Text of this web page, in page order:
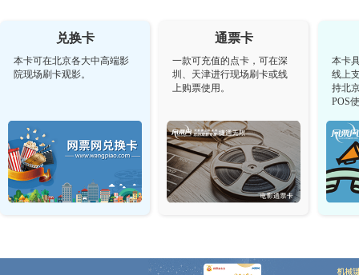
兑换卡
本卡可在北京各大中高端影
院现场刷卡观影。
通票卡
一款可充值的点卡，可在深
圳、天津进行现场刷卡或线
上购票使用。
本卡
线上
持北
POS